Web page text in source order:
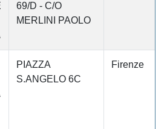
69/D - C/O
MERLINI PAOLO
PIAZZA
S.ANGELO 6C
Firenze